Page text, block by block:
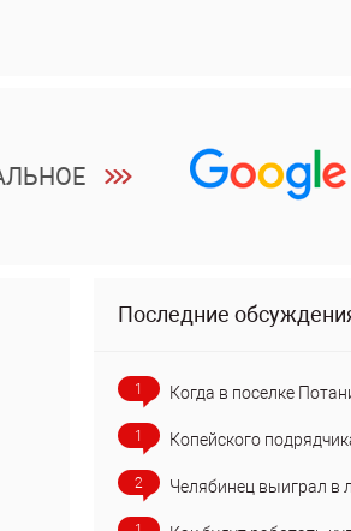
Последние
1 Когда в поселке
1 Копейского
2 Челябинец выиграл в